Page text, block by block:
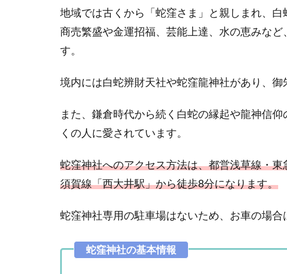
本情
報と
1.2
のご
利
ご祭
つい
2
窪
地域では古くから「蛇窪さま」と親しまれ、
商売繁盛や金運招福、芸能上達、水の恵みな
す。
境内には白蛇辨財天社や蛇窪龍神社があり、
また、鎌倉時代から続く白蛇の縁起や龍神信
くの人に愛されています。
蛇窪神社へのアクセス方法は、都営浅草線・
須賀線「西大井駅」から徒歩8分になります。
蛇窪神社専用の駐車場はないため、お車の場合